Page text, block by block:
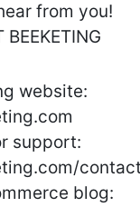
from you!
BEEKETING
website:
support:
contact
blog: